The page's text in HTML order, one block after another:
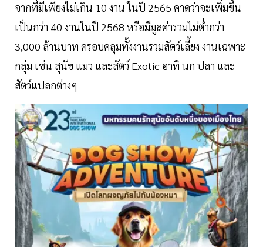
จากที่มีเพียงไม่เกิน 10 งาน ในปี 2565 คาดว่าจะเพิ่มขึ้น
เป็นกว่า 40 งานในปี 2568 หรือมีมูลค่ารวมไม่ต่ำกว่า
3,000 ล้านบาท ครอบคลุมทั้งงานรวมสัตว์เลี้ยง งานเฉพาะ
กลุ่ม เช่น สุนัข แมว และสัตว์ Exotic อาทิ นก ปลา และ
สัตว์แปลกต่างๆ